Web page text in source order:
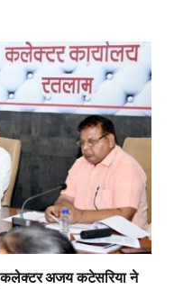
कलेक्टर अजय कटेसरिया ने